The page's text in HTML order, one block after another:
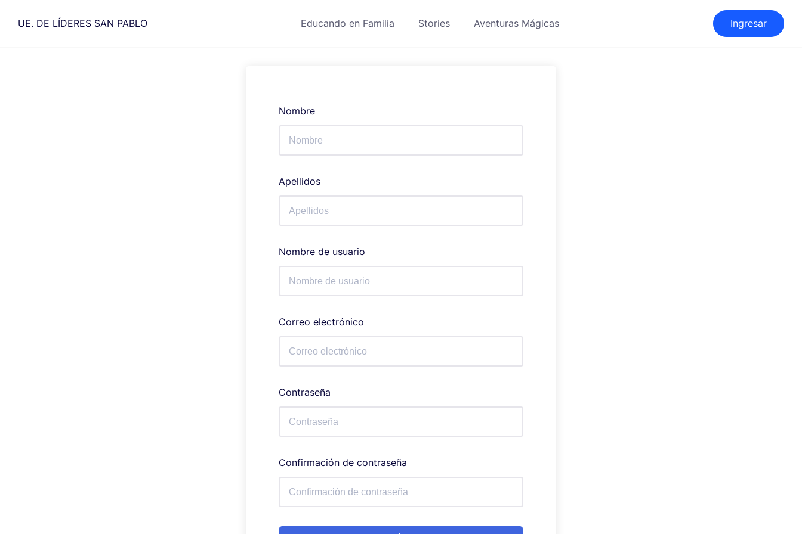
UE. DE LÍDERES SAN PABLO Educando en Familia Stories Aventuras Mágicas Ingresar
Nombre
Apellidos
Nombre de usuario
Correo electrónico
Contraseña
Confirmación de contraseña